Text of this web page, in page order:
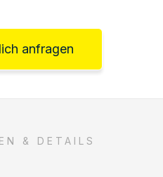
anfragen
& DETAILS